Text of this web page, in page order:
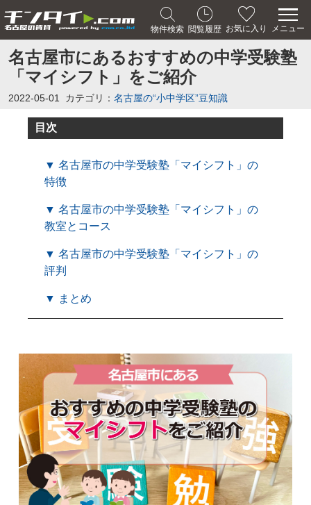
物件検索 閲覧履歴 お気に入り メニュー
名古屋市にあるおすすめの中学受験塾
「マイシフト」をご紹介
2022-05-01 カテゴリ： 名古屋の“小中学区”豆知識
目次
▼ 名古屋市の中学受験塾「マイシフト」の
特徴
▼ 名古屋市の中学受験塾「マイシフト」の
教室とコース
▼ 名古屋市の中学受験塾「マイシフト」の
評判
▼ まとめ